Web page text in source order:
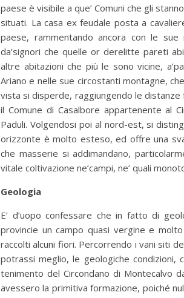
paese è visibile a que’ Comuni che gli
situati. La casa ex feudale posta a
paese, rammentando ancora con le
da’signori che quelle or derelitte pareti
altre abitazioni che più le sono vicine,
Ariano e nelle sue circostanti montagne,
vista si disperde, raggiungendo le
il Comune di Casalbore appartenente al
Paduli. Volgendosi poi al nord-est, si
orizzonte è molto esteso, ed offre una
che masserie si addimandano,
vitale coltivazione ne’campi, ne’ quali
Geologia
E’ d’uopo confessare che in fatto di
provincie un campo quasi vergine e
raccolti alcuni fiori. Percorrendo i vani siti
potrassi meglio, le geologiche condizioni,
tenimento del Circondano di Montecalvo
avessero la primitiva formazione, poiché